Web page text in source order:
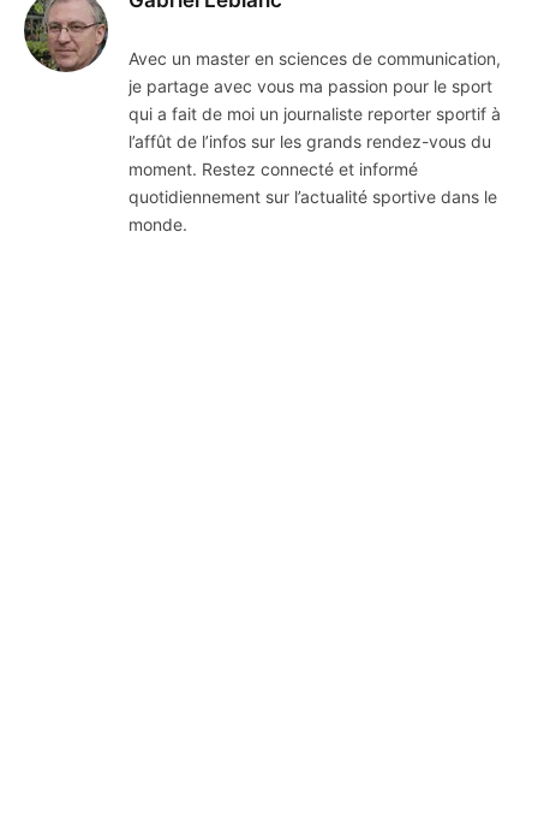
Avec un master en sciences de communication,
je partage avec vous ma passion pour le sport
qui a fait de moi un journaliste reporter sportif à
l’affût de l’infos sur les grands rendez-vous du
moment. Restez connecté et informé
quotidiennement sur l’actualité sportive dans le
monde.